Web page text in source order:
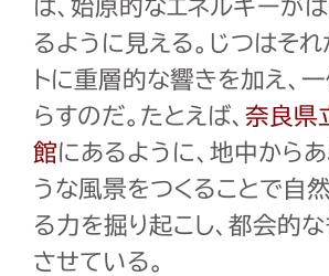
は、始原的なエネルギーが
るように見える。じつはそれ
トに重層的な響きを加え、
らすのだ。たとえば、 奈良県
館にあるように、地中から
うな風景をつくることで自
る力を掘り起こし、都会的
させている。